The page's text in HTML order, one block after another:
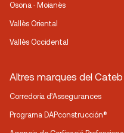
Osona · Moianès
Vallès Oriental
Vallès Occidental
Altres marques del Cateb
Corredoria d’Assegurances
Programa DAPconstrucción®